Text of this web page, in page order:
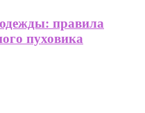
правила
пуховика